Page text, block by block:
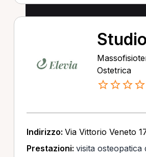
Ostetrica
Indirizzo: Via Vittorio Veneto
Prestazioni: visita osteopatica